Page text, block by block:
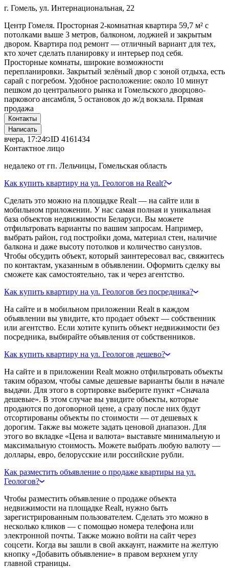
г. Гомель, ул. Интернациональная, 22
Центр Гомеля. Просторная 2-комнатная квартира 59,7 м² с
потолками выше 3 метров, балконом, лоджией и закрытым
двором. Квартира под ремонт — отличный вариант для тех,
кто хочет сделать планировку и интерьер под себя.
Просторные комнаты, широкие возможности
перепланировки. Закрытый зелёный двор с зоной отдыха, есть
сарай с погребом. Удобное расположение: около 10 минут
пешком до центрального рынка и Гомельского дворцово-
паркового ансамбля, 5 остановок до ж/д вокзала. Прямая
продажа
Контакты
Написать
вчера, 17:24 ID 4161434
Контактное лицо
недалеко от гп. Лельчицы, Гомельская область
Как купить квартиру на ул. Геологов на Realt?
Сделать это можно на площадке Realt — на сайте или в
мобильном приложении. У нас самая полная и уникальная
база объектов недвижимости Беларуси. Вы можете
отфильтровать варианты по вашим запросам. Например,
выбрать район, год постройки дома, материал стен, наличие
балкона и даже высоту потолков и количество санузлов.
Чтобы обсудить объект, который заинтересовал вас, свяжитесь
по контактам, указанным в объявлении. Оформить сделку вы
сможете как самостоятельно, так и через агентство.
Как купить квартиру на ул. Геологов без посредника?
На сайте и в мобильном приложении Realt в каждом
объявлении вы увидите, кто продает объект — собственник
или агентство. Если хотите купить объект недвижимости без
посредника, выбирайте объявления от собственников.
Как купить квартиру на ул. Геологов дешево?
На сайте и в приложении Realt можно отфильтровать объекты
таким образом, чтобы самые дешевые варианты были в начале
выдачи. Для этого в сортировке выберите пункт «Сначала
дешевые». В этом случае вы увидите объекты, которые
продаются по договорной цене, а сразу после них будут
отсортированы объекты по стоимости — от дешевых к
дорогим. Также вы можете задать ценовой диапазон. Для
этого во вкладке «Цена и валюта» выставьте минимальную и
максимальную стоимость. Можете выбрать любую валюту —
доллары, евро, белорусские или российские рубли.
Как разместить объявление о продаже квартиры на ул.
Геологов?
Чтобы разместить объявление о продаже объекта
недвижимости на площадке Realt, нужно быть
зарегистрированным пользователем. Сделать это можно в
несколько кликов — с помощью номера телефона или
электронной почты. Также можно войти на сайт через
соцсети. Когда вы зашли в свой аккаунт, нажмите на желтую
кнопку «Добавить объявление» в правом верхнем углу
главной страницы.